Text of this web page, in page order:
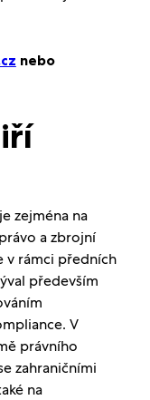
nebo
zejména na
a zbrojní
v rámci předních
především
V
právního
zahraničními
na